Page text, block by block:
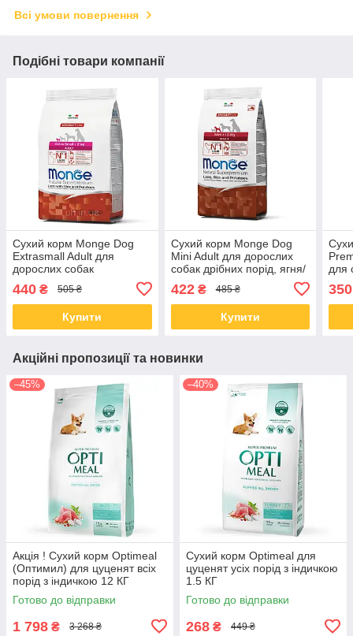
Всі умови повернення
Подібні товари компанії
Сухий корм Monge Dog
Extrasmall Adult для
дорослих собак
мініатюрних порід, ягня/
картопля, 0.8 КГ
440 ₴ 505 ₴
Купити
Сухий корм Monge Dog
Mini Adult для дорослих
собак дрібних порід, ягня/
422₴ 485 ₴
Купити
для
350
Акційні пропозиції та новинки
–45%
Акція ! Сухий корм Optimeal
(Оптимил) для цуценят всіх
порід з індичкою 12 КГ
Готово до відправки
1 798 ₴ 3 268 ₴
–40%
Сухий корм Optimeal для
цуценят усіх порід з індичкою
1.5 КГ
Готово до відправки
268 ₴ 449 ₴